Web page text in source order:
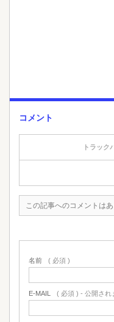
コメント
トラック
この記事へのコメントはあ
名前 ( 必須 )
E-MAIL ( 必須 ) - 公開され